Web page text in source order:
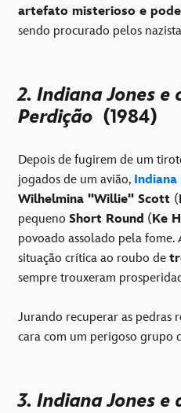
artefato misterioso e
sendo procurado pelos
2. Indiana Jones e
Perdição (1984)
Depois de fugirem de um
jogados de um avião, Indiana
Wilhelmina "Willie" Scott (
pequeno Short Round (Ke
povoado assolado pela
situação crítica ao roubo de
sempre trouxeram
Jurando recuperar as pedras
cara com um perigoso grupo
3. Indiana Jones